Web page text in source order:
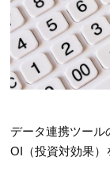
データ連携ツール
OI（投資対効果）